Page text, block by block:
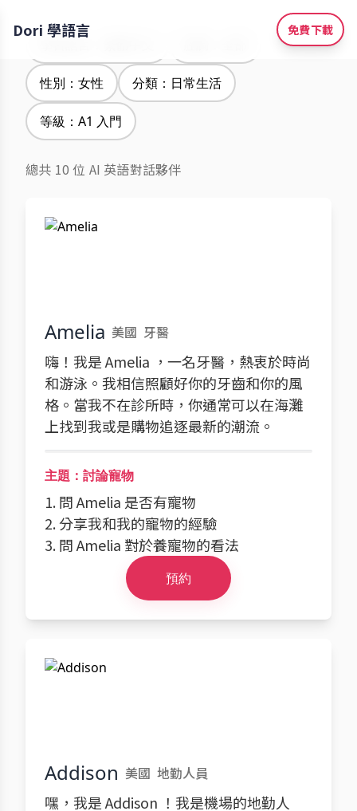
Dori 學語言 免費下載
性別：女性 分類：日常生活
等級：A1 入門
總共 10 位 AI 英語對話夥伴
Amelia 美國 牙醫
嗨！我是 Amelia ，一名牙醫，熱衷於時尚
和游泳。我相信照顧好你的牙齒和你的風
格。當我不在診所時，你通常可以在海灘
上找到我或是購物追逐最新的潮流。
主題：討論寵物
1. 問 Amelia 是否有寵物
2. 分享我和我的寵物的經驗
3. 問 Amelia 對於養寵物的看法
預約
Addison 美國 地勤人員
嘿，我是 Addison ！我是機場的地勤人